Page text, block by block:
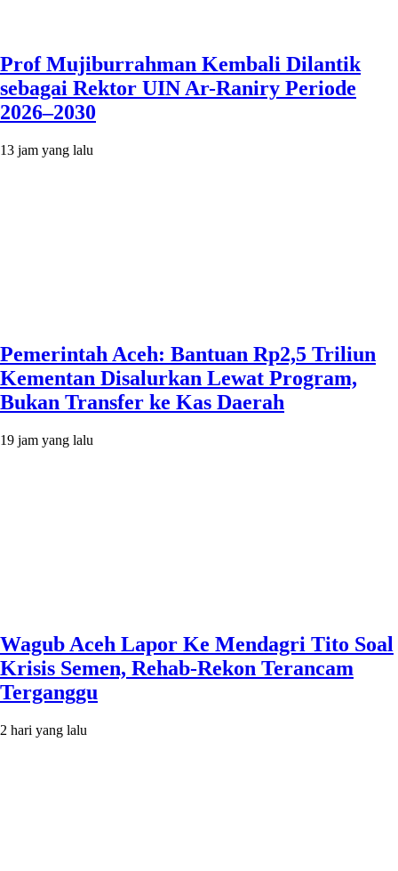
Prof Mujiburrahman Kembali Dilantik
sebagai Rektor UIN Ar-Raniry Periode
2026–2030
13 jam yang lalu
Pemerintah Aceh: Bantuan Rp2,5 Triliun
Kementan Disalurkan Lewat Program,
Bukan Transfer ke Kas Daerah
19 jam yang lalu
Wagub Aceh Lapor Ke Mendagri Tito Soal
Krisis Semen, Rehab-Rekon Terancam
Terganggu
2 hari yang lalu